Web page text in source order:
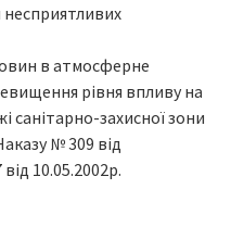
в атмосферне
рівня впливу на
санітарно-захисної зони
№ 309 від
10.05.2002р.